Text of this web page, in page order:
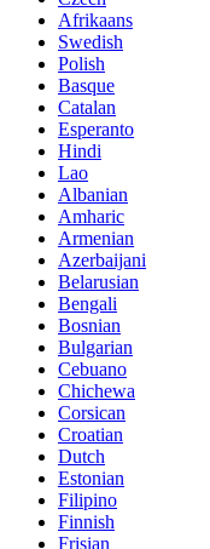
Afrikaans
Swedish
Polish
Basque
Catalan
Esperanto
Hindi
Lao
Albanian
Amharic
Armenian
Azerbaijani
Belarusian
Bengali
Bosnian
Bulgarian
Cebuano
Chichewa
Corsican
Croatian
Dutch
Estonian
Filipino
Finnish
Frisian